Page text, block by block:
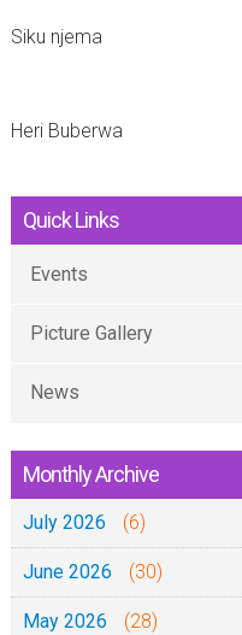
Siku njema
Heri Buberwa
Quick Links
Events
Picture Gallery
News
Monthly Archive
July 2026 (6)
June 2026 (30)
May 2026 (28)